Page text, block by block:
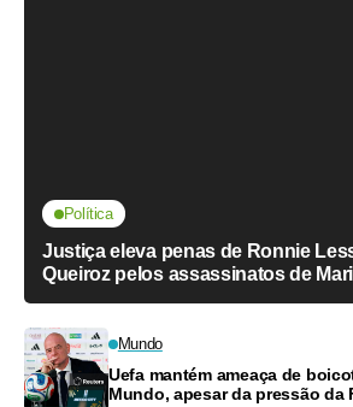
Política
Justiça eleva penas de Ronnie
Queiroz pelos assassinatos de
Mundo
Uefa mantém ameaça de
Mundo, apesar da pressão da